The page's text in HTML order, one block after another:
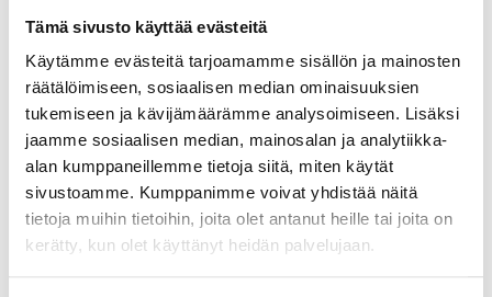
Tämä sivusto käyttää evästeitä
Käytämme evästeitä tarjoamamme sisällön ja mainosten
räätälöimiseen, sosiaalisen median ominaisuuksien
tukemiseen ja kävijämäärämme analysoimiseen. Lisäksi
jaamme sosiaalisen median, mainosalan ja analytiikka-
alan kumppaneillemme tietoja siitä, miten käytät
sivustoamme. Kumppanimme voivat yhdistää näitä
tietoja muihin tietoihin, joita olet antanut heille tai joita on
kerätty, kun olet käyttänyt heidän palvelujaan.
1. OIKEUS OLLA MINÄ lyhytdokumentti
e
v
i
o
u
s